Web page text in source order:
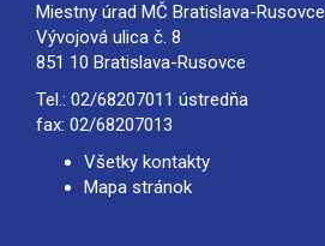
Miestny úrad MČ Bratislava-Rusovce
Vývojová ulica č. 8
851 10 Bratislava-Rusovce
Tel.: 02/68207011 ústredňa
fax: 02/68207013
Všetky kontakty
Mapa stránok